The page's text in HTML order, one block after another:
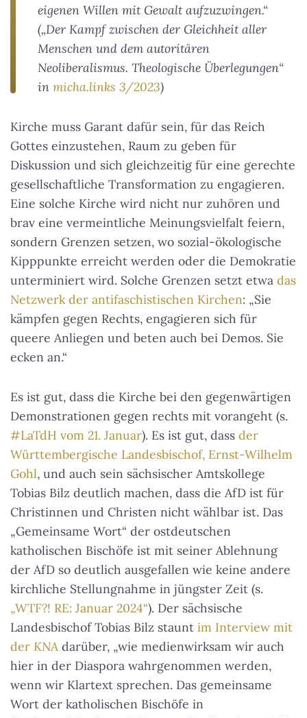
eigenen Willen mit Gewalt aufzuzwingen.“
(„Der Kampf zwischen der Gleichheit aller
Menschen und dem autoritären
Neoliberalismus. Theologische Überlegungen“
in micha.links 3/2023)
Kirche muss Garant dafür sein, für das Reich
Gottes einzustehen, Raum zu geben für
Diskussion und sich gleichzeitig für eine gerechte
gesellschaftliche Transformation zu engagieren.
Eine solche Kirche wird nicht nur zuhören und
brav eine vermeintliche Meinungsvielfalt feiern,
sondern Grenzen setzen, wo sozial-ökologische
Kipppunkte erreicht werden oder die Demokratie
unterminiert wird. Solche Grenzen setzt etwa das
Netzwerk der antifaschistischen Kirchen: „Sie
kämpfen gegen Rechts, engagieren sich für
queere Anliegen und beten auch bei Demos. Sie
ecken an.“
Es ist gut, dass die Kirche bei den gegenwärtigen
Demonstrationen gegen rechts mit vorangeht (s.
#LaTdH vom 21. Januar). Es ist gut, dass der
Württembergische Landesbischof, Ernst-Wilhelm
Gohl, und auch sein sächsischer Amtskollege
Tobias Bilz deutlich machen, dass die AfD ist für
Christinnen und Christen nicht wählbar ist. Das
„Gemeinsame Wort“ der ostdeutschen
katholischen Bischöfe ist mit seiner Ablehnung
der AfD so deutlich ausgefallen wie keine andere
kirchliche Stellungnahme in jüngster Zeit (s.
„WTF?! RE: Januar 2024“). Der sächsische
Landesbischof Tobias Bilz staunt im Interview mit
der KNA darüber, „wie medienwirksam wir auch
hier in der Diaspora wahrgenommen werden,
wenn wir Klartext sprechen. Das gemeinsame
Wort der katholischen Bischöfe in